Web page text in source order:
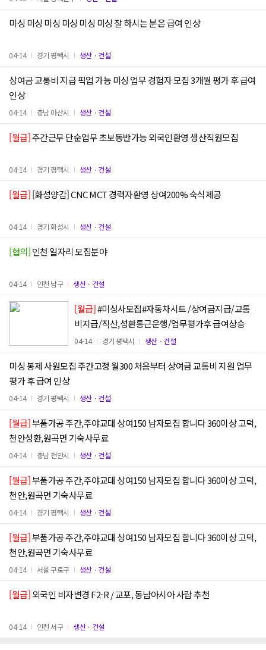
미싱 미싱 미싱 미싱 미싱 미싱 잘 하시는 분은 급여 인상
04-14 경기 평택시 생산ㆍ건설
상여금 교통비 지급 픽업 가능 미싱 업무 경험자 모집 3개월 평가 후 급여
인상
04-14 충남 아산시 생산ㆍ건설
[월급]주간근무 단순업무 초보동반가능 외국인환영 생산직원모집
04-14 경기 평택시 생산ㆍ건설
[월급][화성양감] CNC MCT 경력자환영 상여200% 숙식제공
04-14 경기 화성시 생산ㆍ건설
[협의]인천 일자리 모집분야
04-14 인천 남구 생산ㆍ건설
[월급]
비지급/직산,성환통근운행/업무평가후 급여상승
04-14 경기 평택시 생산ㆍ건설
미싱 봉제 사원모집 주간고정 월300 처음부터 상여금 교통비 지원 업무
평가 후 급여 인상
04-14 경기 평택시 생산ㆍ건설
[월급]
천안성환,원곡면 기숙사무료
04-14 충남 천안시 생산ㆍ건설
[월급]
천안,원곡면 기숙사무료
04-14 경기 평택시 생산ㆍ건설
[월급]
천안,원곡면 기숙사무료
04-14 서울 구로구 생산ㆍ건설
[월급]외국인 비자변경 F2-R / 교포, 동남아시아 사람 추천
04-14 인천 서구 생산ㆍ건설